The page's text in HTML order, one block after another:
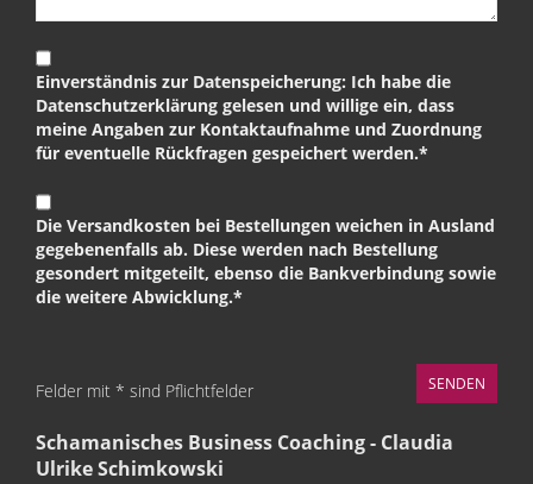
Einverständnis zur Datenspeicherung: Ich habe die
Datenschutzerklärung gelesen und willige ein, dass
meine Angaben zur Kontaktaufnahme und Zuordnung
für eventuelle Rückfragen gespeichert werden.*
Die Versandkosten bei Bestellungen weichen in Ausland
gegebenenfalls ab. Diese werden nach Bestellung
gesondert mitgeteilt, ebenso die Bankverbindung sowie
die weitere Abwicklung.*
Felder mit * sind Pflichtfelder
Schamanisches Business Coaching - Claudia
Ulrike Schimkowski